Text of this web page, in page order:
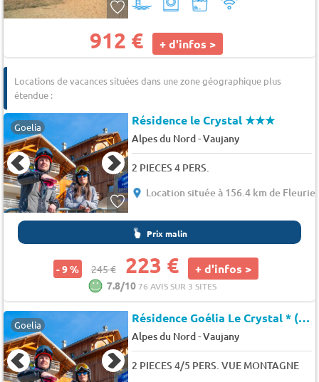
912 € + d'infos >
Locations de vacances situées dans une zone géographique plus
étendue :
Goelia Résidence le Crystal★★★
Alpes du Nord-Vaujany
2 PIECES 4 PERS.
Location située à 156.4 km de Fleurie
Prix malin
- 9 % 245 € 223 € + d'infos >
7.8/1076 AVIS SUR 3 SITES
Goelia Résidence Goélia Le Crystal * (778934)
Alpes du Nord-Vaujany
2 PIECES 4/5 PERS. VUE MONTAGNE